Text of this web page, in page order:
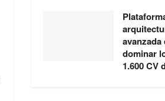
avanzada
dominar
1.600 CV